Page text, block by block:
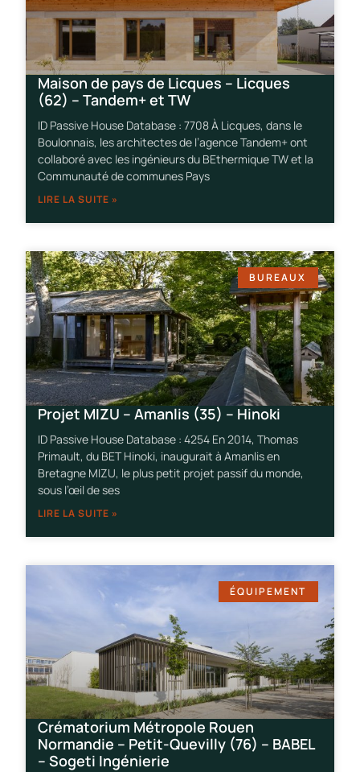
Maison de pays de Licques – Licques
(62) – Tandem+ et TW
ID Passive House Database : 7708 À Licques, dans le
Boulonnais, les architectes de l’agence Tandem+ ont
collaboré avec les ingénieurs du BEthermique TW et la
Communauté de communes Pays
LIRE LA SUITE »
BUREAUX
Projet MIZU – Amanlis (35) – Hinoki
ID Passive House Database : 4254 En 2014, Thomas
Primault, du BET Hinoki, inaugurait à Amanlis en
Bretagne MIZU, le plus petit projet passif du monde,
sous l’œil de ses
LIRE LA SUITE »
ÉQUIPEMENT
Crématorium Métropole Rouen
Normandie – Petit-Quevilly (76) – BABEL
– Sogeti Ingénierie